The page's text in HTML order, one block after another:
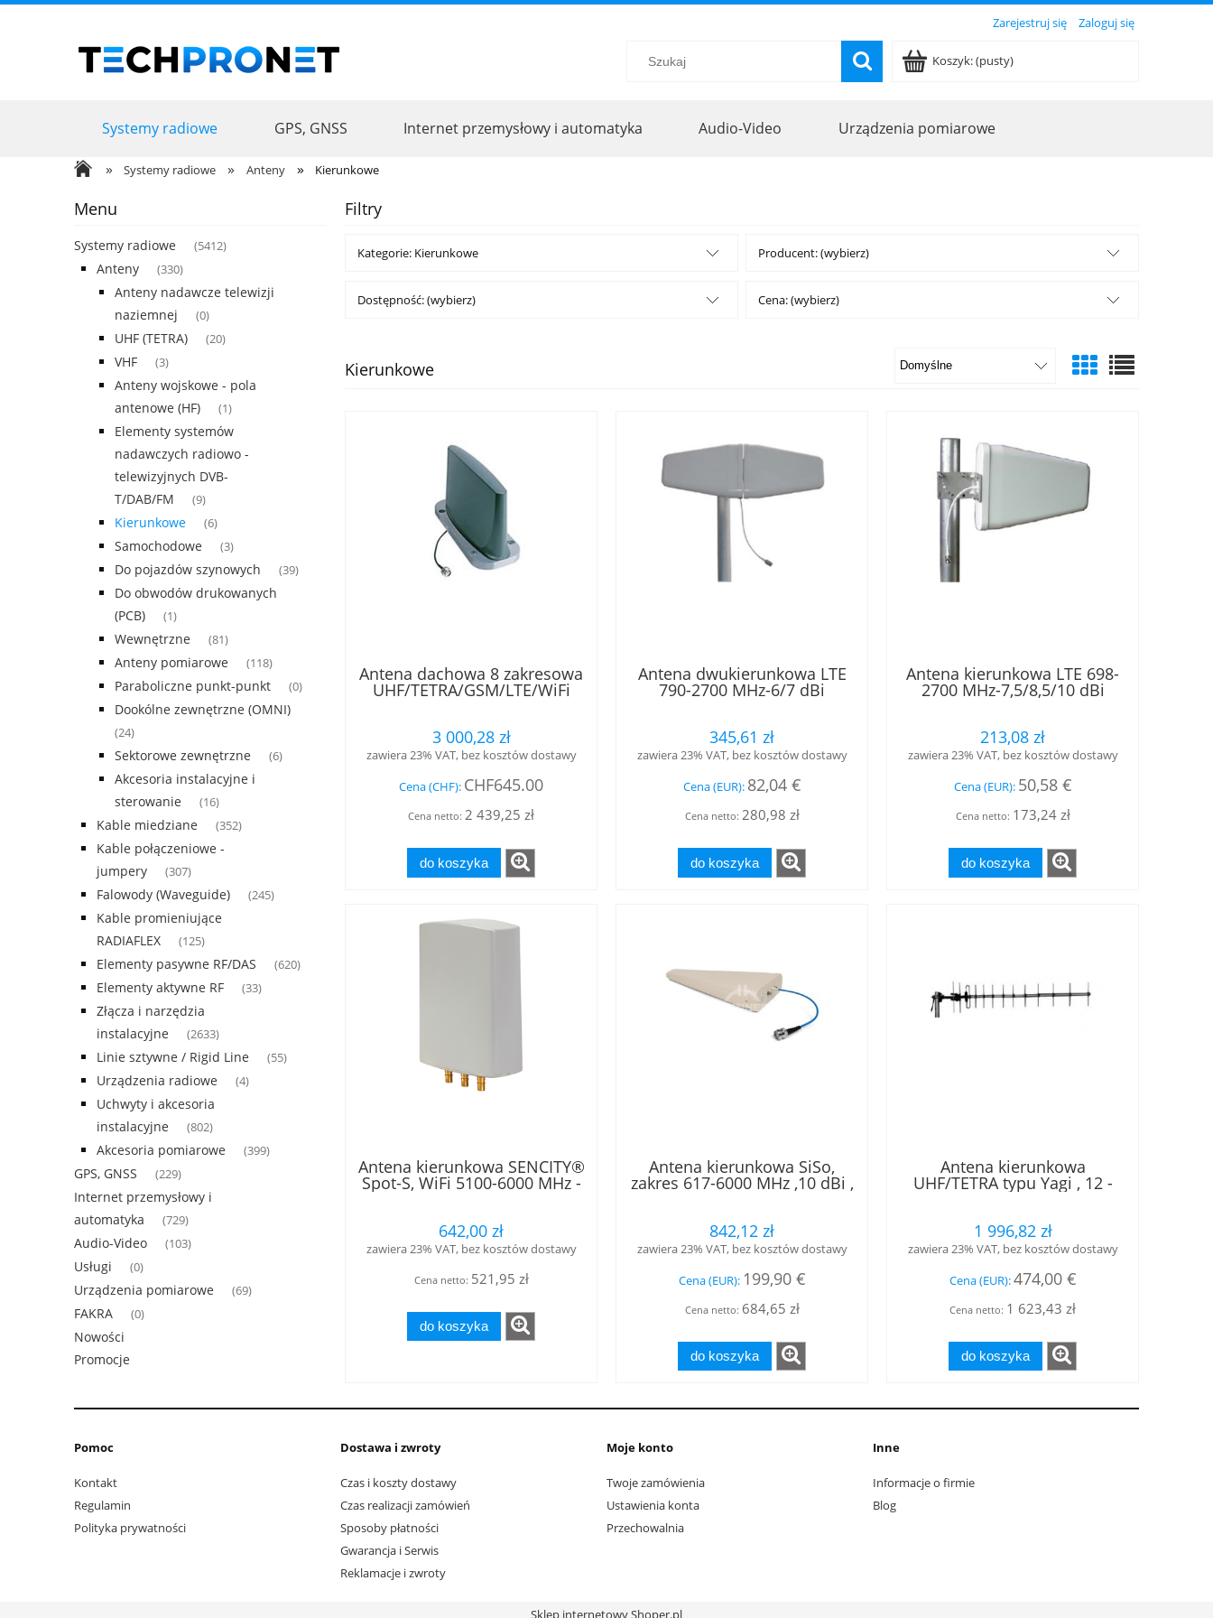
Zarejestruj się Zaloguj się
Koszyk:(pusty)
Systemy radiowe GPS, GNSS Internet przemysłowy i automatyka Audio-Video
Urządzenia pomiarowe
Promocje
Usługi
» Systemy radiowe » Anteny » Kierunkowe
Menu
Systemy radiowe (5412)
Anteny (330)
Anteny nadawcze telewizji
naziemnej
(0)
UHF (TETRA) (20)
VHF (3)
Anteny wojskowe - pola
antenowe (HF)
(1)
Elementy systemów
nadawczych radiowo -
telewizyjnych DVB-
T/DAB/FM
(9)
Kierunkowe (6)
Samochodowe (3)
Do pojazdów szynowych (39)
Do obwodów drukowanych
(PCB)
(1)
Wewnętrzne (81)
Anteny pomiarowe (118)
Paraboliczne punkt-punkt (0)
Dookólne zewnętrzne (OMNI)
(24)
Sektorowe zewnętrzne (6)
Akcesoria instalacyjne i
sterowanie
(16)
Kable miedziane (352)
Kable połączeniowe -
jumpery
(307)
Falowody (Waveguide) (245)
Kable promieniujące
RADIAFLEX
(125)
Elementy pasywne RF/DAS (620)
Elementy aktywne RF (33)
Złącza i narzędzia
instalacyjne
(2633)
Linie sztywne / Rigid Line (55)
Urządzenia radiowe (4)
Uchwyty i akcesoria
instalacyjne
(802)
Akcesoria pomiarowe (399)
GPS, GNSS (229)
Internet przemysłowy i
automatyka
(729)
Audio-Video (103)
Usługi (0)
Urządzenia pomiarowe (69)
FAKRA (0)
Nowości
Promocje
Filtry
Kategorie: Kierunkowe Producent: (wybierz)
Dostępność: (wybierz) Cena: (wybierz)
Kierunkowe
Antena dachowa 8 zakresowa
UHF/TETRA/GSM/LTE/WiFi
3 000,28 zł
zawiera 23% VAT, bez kosztów dostawy
Cena (CHF): CHF645.00
Cena netto: 2 439,25 zł
do koszyka
Antena dwukierunkowa LTE
790-2700 MHz-6/7 dBi
345,61 zł
zawiera 23% VAT, bez kosztów dostawy
Cena (EUR): 82,04 €
Cena netto: 280,98 zł
do koszyka
Antena kierunkowa LTE 698-
2700 MHz-7,5/8,5/10 dBi
213,08 zł
zawiera 23% VAT, bez kosztów dostawy
Cena (EUR): 50,58 €
Cena netto: 173,24 zł
do koszyka
Antena kierunkowa SENCITY®
Spot-S, WiFi 5100-6000 MHz -
642,00 zł
zawiera 23% VAT, bez kosztów dostawy
Cena netto: 521,95 zł
do koszyka
Antena kierunkowa SiSo,
zakres 617-6000 MHz ,10 dBi ,
842,12 zł
zawiera 23% VAT, bez kosztów dostawy
Cena (EUR): 199,90 €
Cena netto: 684,65 zł
do koszyka
Antena kierunkowa
UHF/TETRA typu Yagi , 12 -
elementowa na pasmo 370 -
1 996,82 zł
zawiera 23% VAT, bez kosztów dostawy
Cena (EUR):474,00 €
Cena netto: 1 623,43 zł
do koszyka
Pomoc
Kontakt
Regulamin
Polityka prywatności
Dostawa i zwroty
Czas i koszty dostawy
Czas realizacji zamówień
Sposoby płatności
Gwarancja i Serwis
Reklamacje i zwroty
Moje konto
Twoje zamówienia
Ustawienia konta
Przechowalnia
Inne
Informacje o firmie
Blog
Sklep internetowy Shoper.pl